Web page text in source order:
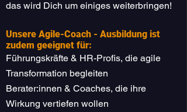
das wird Dich um einiges weiterbringen!
Unsere Agile-Coach - Ausbildung ist
zudem geeignet für:
Führungskräfte & HR-Profis, die agile
Transformation begleiten
Berater:innen & Coaches, die ihre
Wirkung vertiefen wollen